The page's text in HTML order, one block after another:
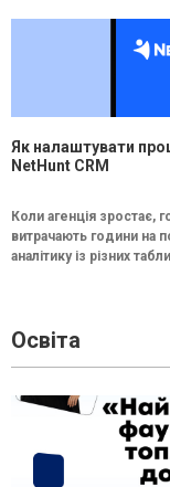
Як налаштувати
NetHunt CRM
Коли агенція
витрачають години на
аналітику із різних
Освіта